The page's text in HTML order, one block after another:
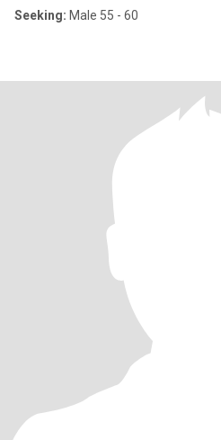
Seeking: Male 55 - 60